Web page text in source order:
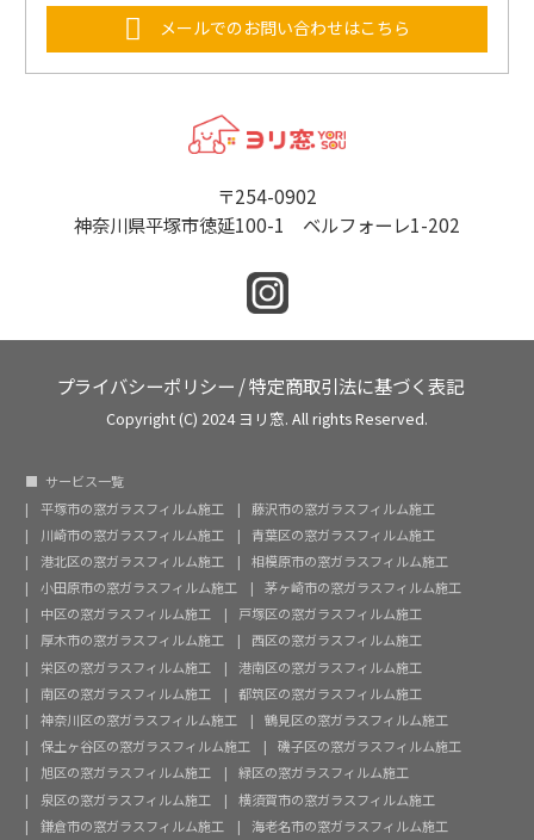
メールでのお問い合わせはこちら
〒254-0902
神奈川県平塚市徳延100-1 ベルフォーレ1-202
プライバシーポリシー /特定商取引法に基づく表記
Copyright (C) 2024 ヨリ窓. All rights Reserved.
サービス一覧
平塚市の窓ガラスフィルム施工
藤沢市の窓ガラスフィルム施工
川崎市の窓ガラスフィルム施工
青葉区の窓ガラスフィルム施工
港北区の窓ガラスフィルム施工
相模原市の窓ガラスフィルム施工
小田原市の窓ガラスフィルム施工
茅ヶ崎市の窓ガラスフィルム施工
中区の窓ガラスフィルム施工
戸塚区の窓ガラスフィルム施工
厚木市の窓ガラスフィルム施工
西区の窓ガラスフィルム施工
栄区の窓ガラスフィルム施工
港南区の窓ガラスフィルム施工
南区の窓ガラスフィルム施工
都筑区の窓ガラスフィルム施工
神奈川区の窓ガラスフィルム施工
鶴見区の窓ガラスフィルム施工
保土ヶ谷区の窓ガラスフィルム施工
磯子区の窓ガラスフィルム施工
旭区の窓ガラスフィルム施工
緑区の窓ガラスフィルム施工
泉区の窓ガラスフィルム施工
横須賀市の窓ガラスフィルム施工
鎌倉市の窓ガラスフィルム施工
海老名市の窓ガラスフィルム施工